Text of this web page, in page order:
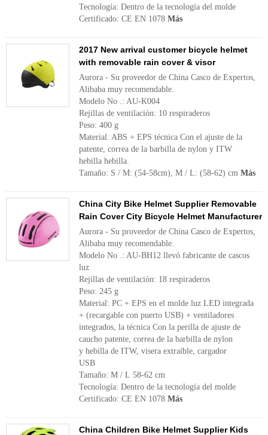
Tecnología: Dentro de la tecnología del molde
Certificado: CE EN 1078 Más
2017 New arrival customer bicycle helmet
with removable rain cover & visor
Aurora - Su proveedor de China Casco de Expertos,
Alibaba muy recomendable.
Modelo No .: AU-K004
Rejillas de ventilación: 10 respiraderos
Peso: 400 g
Material: ABS + EPS técnica Con el ajuste de la
patente, correa de la barbilla de nylon y ITW
hebilla hebilla.
Tamaño: S / M: (54-58cm), M / L: (58-62) cm Más
China City Bike Helmet Supplier Removable
Rain Cover City Bicycle Helmet Manufacturer
Aurora - Su proveedor de China Casco de Expertos,
Alibaba muy recomendable.
Modelo No .: AU-BH12 llevó fabricante de cascos
luz
Rejillas de ventilación: 18 respiraderos
Peso: 245 g
Material: PC + EPS en el molde luz LED integrada
+ (recargable con puerto USB) + ventiladores
integrados, la técnica Con la perilla de ajuste de
caucho patente, correa de la barbilla de nylon
y hebilla de ITW, visera extraíble, cargador
USB
Tamaño: M / L 58-62 cm
Tecnología: Dentro de la tecnología del molde
Certificado: CE EN 1078 Más
China Children Bike Helmet Supplier Kids